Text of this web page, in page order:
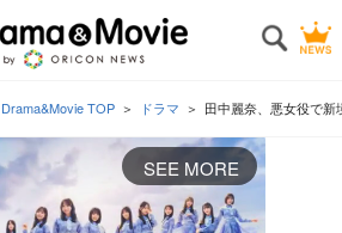
Drama&Movie TOP ドラマ 田中麗奈、悪女役で
SEE MORE